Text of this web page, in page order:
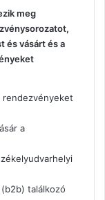
meg
és vásárt és a
rendezvényeket
a
találkozó